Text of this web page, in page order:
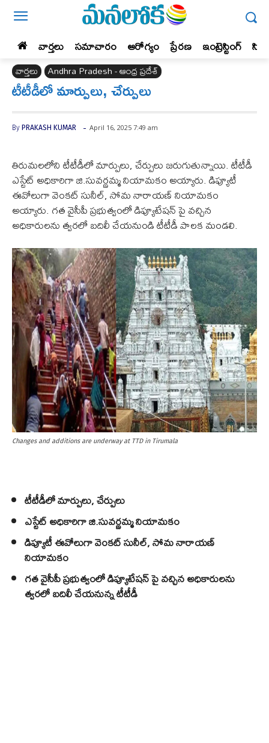
వార్తలు సమాచారం ఆరోగ్యం ప్రేర‌ణ‌ ఇంట్రెస్టింగ్‌
వార్తలు Andhra Pradesh - ఆంధ్ర ప్రదేశ్‌
టీటీడీలో మార్పులు, చేర్పులు
By PRAKASH KUMAR - April 16, 2025 7:49 am
తిరుమలలోని టీటీడీలో మార్పులు, చేర్పులు జరుగుతున్నాయి. టీటీడీ
ఎస్టేట్ అధికారిగా జి.సువర్ణమ్మ నియామకం అయ్యారు. డిప్యూటీ
ఈవోలుగా వెంకట్ సునీల్, సోమ నారాయణ్ నియామకం
అయ్యారు. గత వైసీపీ ప్రభుత్వంలో డిప్యూటేషన్ పై వచ్చిన
అధికారులను త్వరలో బదిలీ చేయనుండి టీటీడీ పాలక మండలి.
Changes and additions are underway at TTD in Tirumala
టీటీడీలో మార్పులు, చేర్పులు
ఎస్టేట్ అధికారిగా జి.సువర్ణమ్మ నియామకం
డిప్యూటీ ఈవోలుగా వెంకట్ సునీల్, సోమ నారాయణ్
నియామకం
గత వైసీపీ ప్రభుత్వంలో డిప్యూటేషన్ పై వచ్చిన అధికారులను
త్వరలో బదిలీ చేయనున్న టీటీడీ